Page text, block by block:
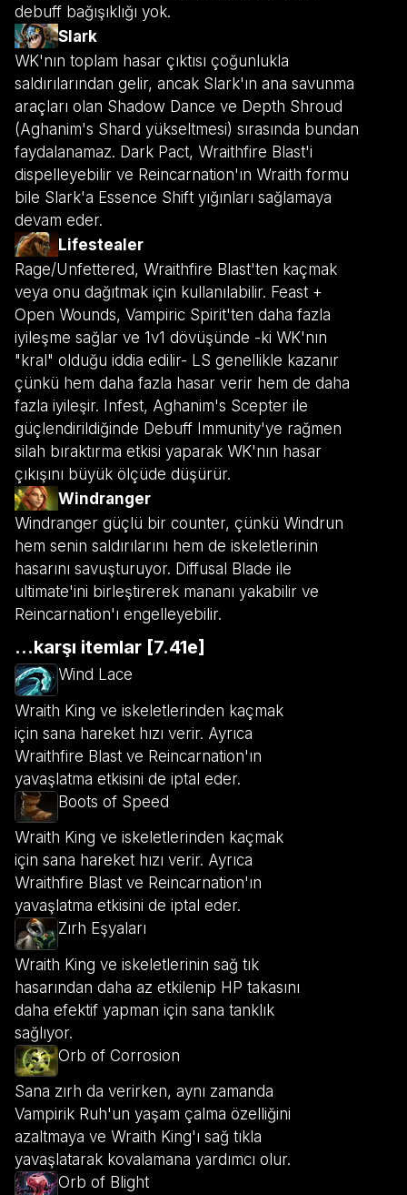
debuff bağışıklığı yok.
Slark
WK'nın toplam hasar çıktısı çoğunlukla
saldırılarından gelir, ancak Slark'ın ana savunma
araçları olan Shadow Dance ve Depth Shroud
(Aghanim's Shard yükseltmesi) sırasında bundan
faydalanamaz. Dark Pact, Wraithfire Blast'i
dispelleyebilir ve Reincarnation'ın Wraith formu
bile Slark'a Essence Shift yığınları sağlamaya
devam eder.
Lifestealer
Rage/Unfettered, Wraithfire Blast'ten kaçmak
veya onu dağıtmak için kullanılabilir. Feast +
Open Wounds, Vampiric Spirit'ten daha fazla
iyileşme sağlar ve 1v1 dövüşünde -ki WK'nın
"kral" olduğu iddia edilir- LS genellikle kazanır
çünkü hem daha fazla hasar verir hem de daha
fazla iyileşir. Infest, Aghanim's Scepter ile
güçlendirildiğinde Debuff Immunity'ye rağmen
silah bıraktırma etkisi yaparak WK'nın hasar
çıkışını büyük ölçüde düşürür.
Windranger
Windranger güçlü bir counter, çünkü Windrun
hem senin saldırılarını hem de iskeletlerinin
hasarını savuşturuyor. Diffusal Blade ile
ultimate'ini birleştirerek mananı yakabilir ve
Reincarnation'ı engelleyebilir.
...karşı itemlar [7.41e]
Wind Lace
Wraith King ve iskeletlerinden kaçmak
için sana hareket hızı verir. Ayrıca
Wraithfire Blast ve Reincarnation'ın
yavaşlatma etkisini de iptal eder.
Boots of Speed
Wraith King ve iskeletlerinden kaçmak
için sana hareket hızı verir. Ayrıca
Wraithfire Blast ve Reincarnation'ın
yavaşlatma etkisini de iptal eder.
Zırh Eşyaları
Wraith King ve iskeletlerinin sağ tık
hasarından daha az etkilenip HP takasını
daha efektif yapman için sana tanklık
sağlıyor.
Orb of Corrosion
Sana zırh da verirken, aynı zamanda
Vampirik Ruh'un yaşam çalma özelliğini
azaltmaya ve Wraith King'ı sağ tıkla
yavaşlatarak kovalamana yardımcı olur.
Orb of Blight